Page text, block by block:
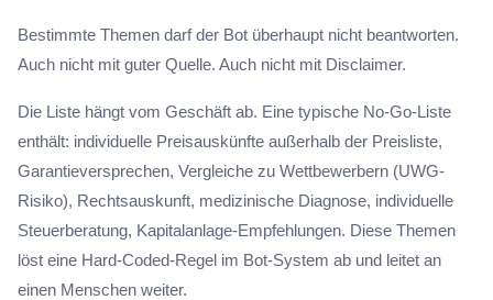
Bestimmte Themen darf der Bot überhaupt nicht beantworten.
Auch nicht mit guter Quelle. Auch nicht mit Disclaimer.
Die Liste hängt vom Geschäft ab. Eine typische No-Go-Liste
enthält: individuelle Preisauskünfte außerhalb der Preisliste,
Garantieversprechen, Vergleiche zu Wettbewerbern (UWG-
Risiko), Rechtsauskunft, medizinische Diagnose, individuelle
Steuerberatung, Kapitalanlage-Empfehlungen. Diese Themen
löst eine Hard-Coded-Regel im Bot-System ab und leitet an
einen Menschen weiter.